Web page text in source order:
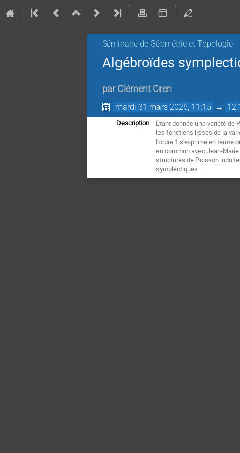
Séminaire de Géométrie et Topologie
Algébroïdes
par Clément Cren
mardi 31 mars 2026, 11:15 →
Description
Étant donnée une variété
les fonctions lisses de la
l'ordre 1 s'exprime en terme
en commun avec Jean-
structures de Poisson
symplectiques.